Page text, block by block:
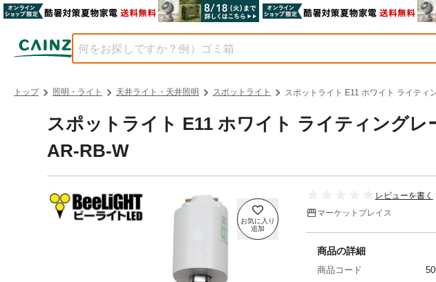
トップ 照明・ライト 天井ライト・天井照明 スポットライト スポットライト E11 ホワイト ライティ
スポットライト E11 ホワイト ライティングレ
AR-RB-W
レビューを書く
マーケットプレイス
商品の詳細
商品コード